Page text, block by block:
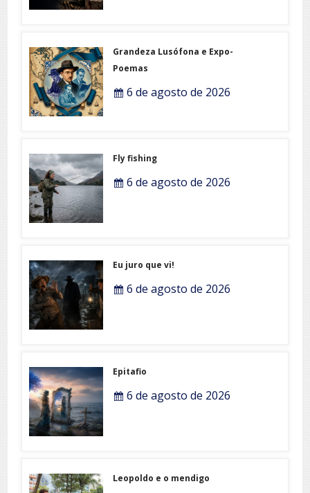
Grandeza Lusófona e Expo-
Poemas
6 de agosto de 2026
Fly fishing
6 de agosto de 2026
Eu juro que vi!
6 de agosto de 2026
Epitafio
6 de agosto de 2026
Leopoldo e o mendigo